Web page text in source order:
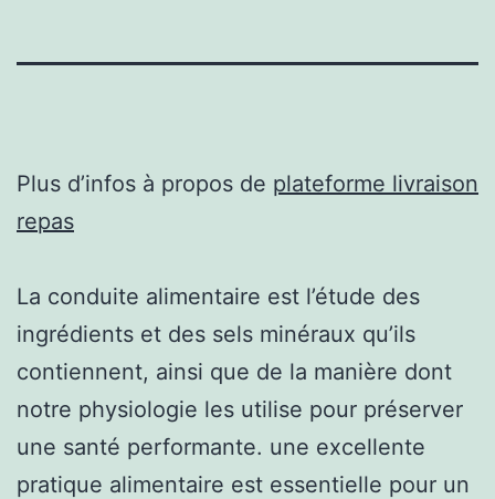
Plus d’infos à propos de plateforme livraison
repas
La conduite alimentaire est l’étude des
ingrédients et des sels minéraux qu’ils
contiennent, ainsi que de la manière dont
notre physiologie les utilise pour préserver
une santé performante. une excellente
pratique alimentaire est essentielle pour un